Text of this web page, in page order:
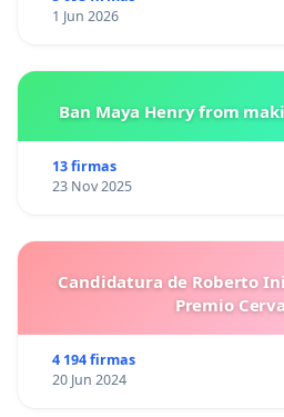
1 Jun 2026
Ban Maya Henry from
13 firmas
23 Nov 2025
Candidatura de Roberto
Premio
4 194 firmas
20 Jun 2024